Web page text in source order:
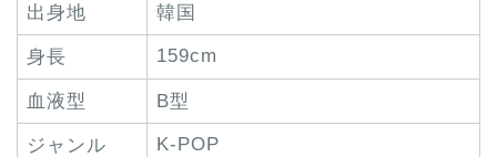
出身地 韓国
身長 159cm
血液型 B型
ジャンル K-POP